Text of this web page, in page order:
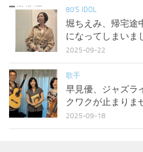
80'S IDOL
堀ちえみ、帰宅途
になってしまいま
2025-09-22
歌手
早見優、ジャズラ
クワクが止まりま
2025-09-18